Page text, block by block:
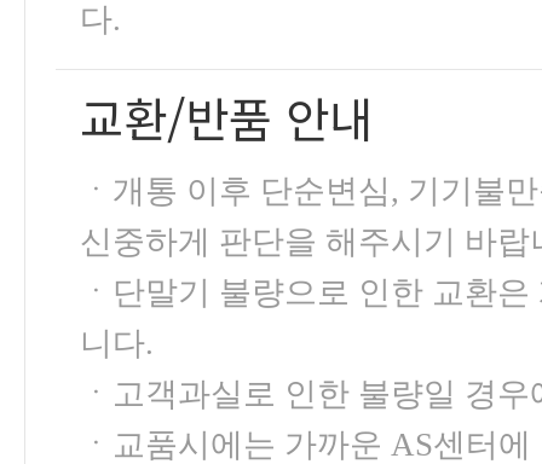
다.
교환/반품 안내
ㆍ개통 이후 단순변심, 기기불
신중하게 판단을 해주시기 바랍
ㆍ단말기 불량으로 인한 교환
니다.
ㆍ고객과실로 인한 불량일 경
ㆍ교품시에는 가까운 AS센터